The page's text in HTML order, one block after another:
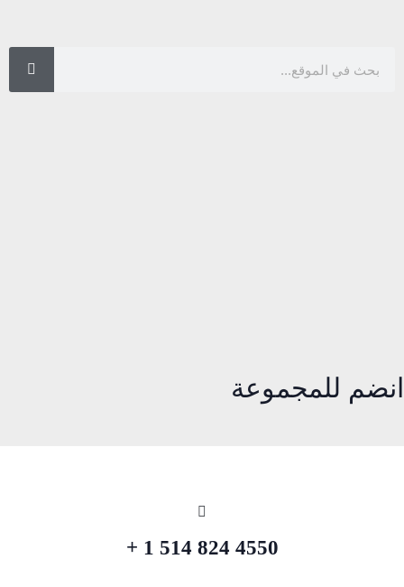
انضم للمجموعة
4550 824 514 1 +